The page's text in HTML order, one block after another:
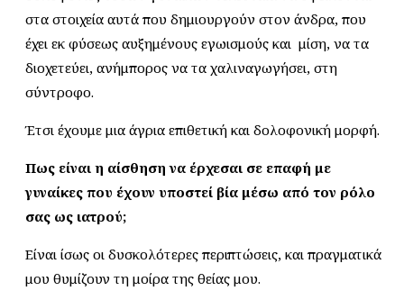
στα στοιχεία αυτά που δημιουργούν στον άνδρα, που
έχει εκ φύσεως αυξημένους εγωισμούς και μίση, να τα
διοχετεύει, ανήμπορος να τα χαλιναγωγήσει, στη
σύντροφο.
Έτσι έχουμε μια άγρια επιθετική και δολοφονική μορφή.
Πως είναι η αίσθηση να έρχεσαι σε επαφή με
γυναίκες που έχουν υποστεί βία μέσω από τον ρόλο
σας ως ιατρού;
Είναι ίσως οι δυσκολότερες περιπτώσεις, και πραγματικά
μου θυμίζουν τη μοίρα της θείας μου.